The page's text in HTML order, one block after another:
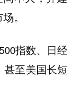
。
指数、日经
甚至美国长短